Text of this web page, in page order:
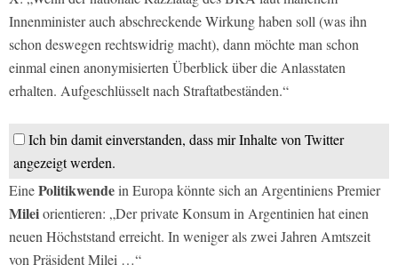
Innenminister auch abschreckende Wirkung haben soll (was ihn
schon deswegen rechtswidrig macht), dann möchte man schon
einmal einen anonymisierten Überblick über die Anlasstaten
erhalten. Aufgeschlüsselt nach Straftatbeständen.“
Ich bin damit einverstanden, dass mir Inhalte von Twitter
angezeigt werden.
EinePolitikwendein Europa könnte sich an Argentiniens Premier
Mileiorientieren: „Der private Konsum in Argentinien hat einen
neuen Höchststand erreicht. In weniger als zwei Jahren Amtszeit
von Präsident Milei …“